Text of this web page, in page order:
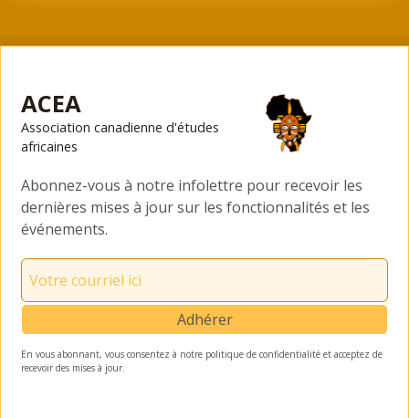
ACEA
Association canadienne d'études
africaines
Abonnez-vous à notre infolettre pour recevoir les
dernières mises à jour sur les fonctionnalités et les
événements.
En vous abonnant, vous consentez à notre politique de confidentialité et acceptez de
recevoir des mises à jour.